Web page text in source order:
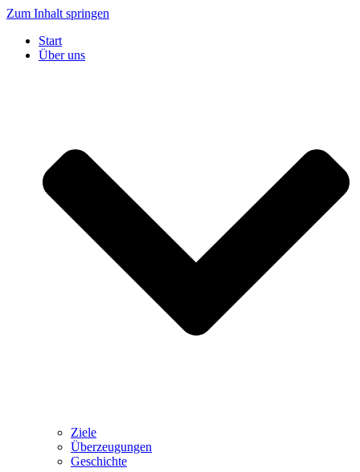
Zum Inhalt springen
Start
Über uns
Ziele
Überzeugungen
Geschichte